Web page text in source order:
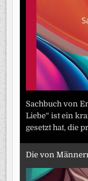
Sachbuch von
Liebe“ ist ein
gesetzt hat, die
Die von